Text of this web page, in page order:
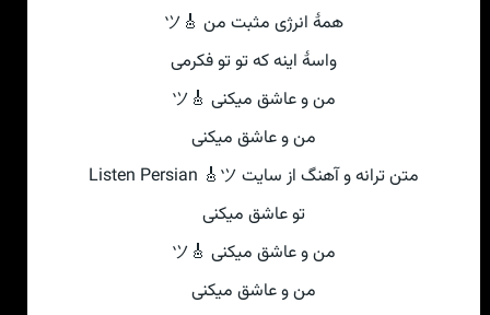
همهٔ انرژی مثبت من 🎸ツ
واسهٔ اینه که تو تو فکرمی
من و عاشق میکنی‌ 🎸ツ
من و عاشق میکنی‌
متن ترانه و آهنگ از سایت Listen Persian 🎸ツ
تو عاشق میکنی‌
من و عاشق میکنی‌ 🎸ツ
من و عاشق میکنی‌